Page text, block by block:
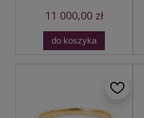
11 000,00 zł
do koszyka